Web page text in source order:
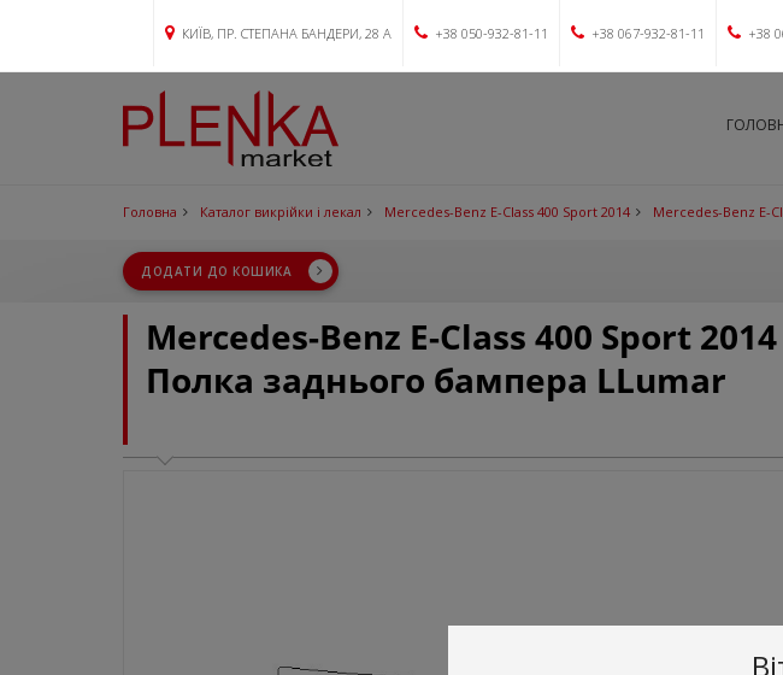
КИЇВ, ПР. СТЕПАНА БАНДЕРИ, 28 А +38 050-932-81-11 +38 067-932-81-11 +38
Головна Каталог викрійки і лекал Mercedes-Benz E-Class 400 Sport 2014 Mercedes-Benz E-
ДОДАТИ ДО КОШИКА
Mercedes-Benz E-Class 400 Sport
Полка заднього бампера LLumar